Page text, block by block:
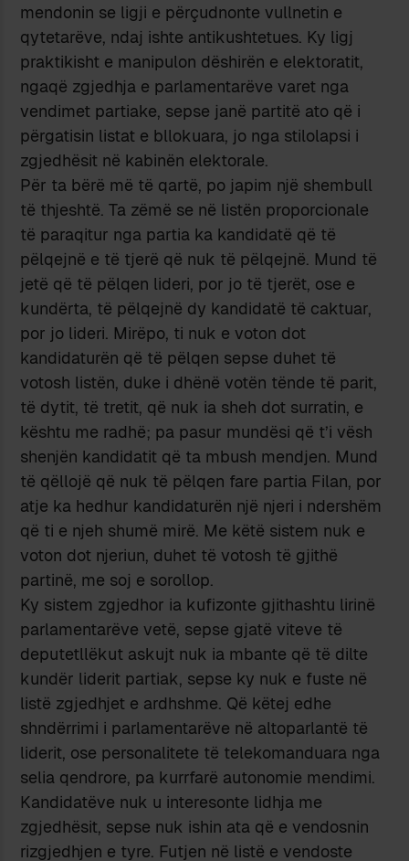
mendonin se ligji e përçudnonte vullnetin e
qytetarëve, ndaj ishte antikushtetues. Ky ligj
praktikisht e manipulon dëshirën e elektoratit,
ngaqë zgjedhja e parlamentarëve varet nga
vendimet partiake, sepse janë partitë ato që i
përgatisin listat e bllokuara, jo nga stilolapsi i
zgjedhësit në kabinën elektorale.
Për ta bërë më të qartë, po japim një shembull
të thjeshtë. Ta zëmë se në listën proporcionale
të paraqitur nga partia ka kandidatë që të
pëlqejnë e të tjerë që nuk të pëlqejnë. Mund të
jetë që të pëlqen lideri, por jo të tjerët, ose e
kundërta, të pëlqejnë dy kandidatë të caktuar,
por jo lideri. Mirëpo, ti nuk e voton dot
kandidaturën që të pëlqen sepse duhet të
votosh listën, duke i dhënë votën tënde të parit,
të dytit, të tretit, që nuk ia sheh dot surratin, e
kështu me radhë; pa pasur mundësi që t’i vësh
shenjën kandidatit që ta mbush mendjen. Mund
të qëllojë që nuk të pëlqen fare partia Filan, por
atje ka hedhur kandidaturën një njeri i ndershëm
që ti e njeh shumë mirë. Me këtë sistem nuk e
voton dot njeriun, duhet të votosh të gjithë
partinë, me soj e sorollop.
Ky sistem zgjedhor ia kufizonte gjithashtu lirinë
parlamentarëve vetë, sepse gjatë viteve të
deputetllëkut askujt nuk ia mbante që të dilte
kundër liderit partiak, sepse ky nuk e fuste në
listë zgjedhjet e ardhshme. Që këtej edhe
shndërrimi i parlamentarëve në altoparlantë të
liderit, ose personalitete të telekomanduara nga
selia qendrore, pa kurrfarë autonomie mendimi.
Kandidatëve nuk u interesonte lidhja me
zgjedhësit, sepse nuk ishin ata që e vendosnin
rizgjedhjen e tyre. Futjen në listë e vendoste